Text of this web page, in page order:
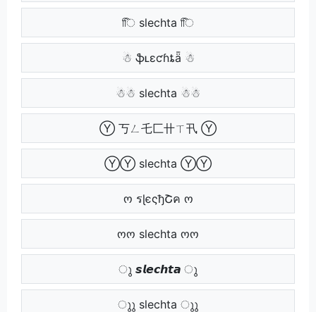
িি slechta িি
☃ ֆʟɛƈɦȶǟ ☃
☃☃ slechta ☃☃
Ⓨ 丂ㄥ乇匚卄ㄒ卂 Ⓨ
ⓎⓎ slechta ⓎⓎ
ო รɭєςђՇค ო
ოო slechta ოო
ു 𝙨𝙡𝙚𝙘𝙝𝙩𝙖 ു
ുു slechta ുു